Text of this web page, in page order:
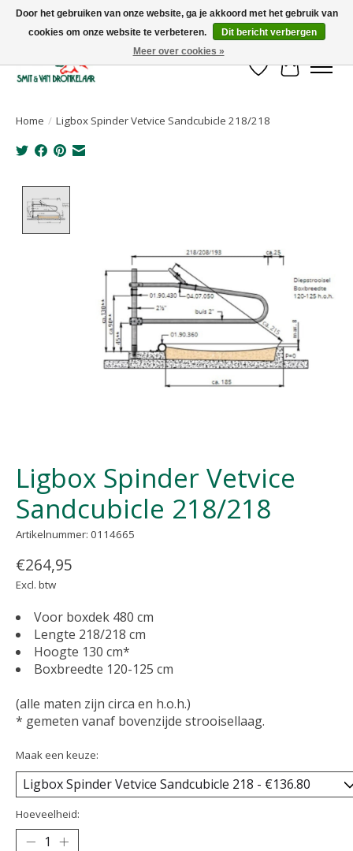
Uw leverancier voor stalinrichtingen en het opruwen van betonvloeren!
Verlanglijst
Home / Ligbox Spinder Vetvice Sandcubicle 218/218
Ligbox Spinder Vetvice
Sandcubicle 218/218
Artikelnummer: 0114665
€264,95
Excl. btw
Voor boxdek 480 cm
Lengte 218/218 cm
Hoogte 130 cm*
Boxbreedte 120-125 cm
(alle maten zijn circa en h.o.h.)
* gemeten vanaf bovenzijde strooisellaag.
Maak een keuze:
Hoeveelheid:
Door het gebruiken van onze website, ga je akkoord met het gebruik van
cookies om onze website te verbeteren.
Dit bericht verbergen
Meer over cookies »